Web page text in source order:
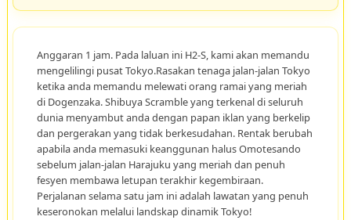
Anggaran 1 jam. Pada laluan ini H2-S, kami akan memandu
mengelilingi pusat Tokyo.Rasakan tenaga jalan-jalan Tokyo
ketika anda memandu melewati orang ramai yang meriah
di Dogenzaka. Shibuya Scramble yang terkenal di seluruh
dunia menyambut anda dengan papan iklan yang berkelip
dan pergerakan yang tidak berkesudahan. Rentak berubah
apabila anda memasuki keanggunan halus Omotesando
sebelum jalan-jalan Harajuku yang meriah dan penuh
fesyen membawa letupan terakhir kegembiraan.
Perjalanan selama satu jam ini adalah lawatan yang penuh
keseronokan melalui landskap dinamik Tokyo!